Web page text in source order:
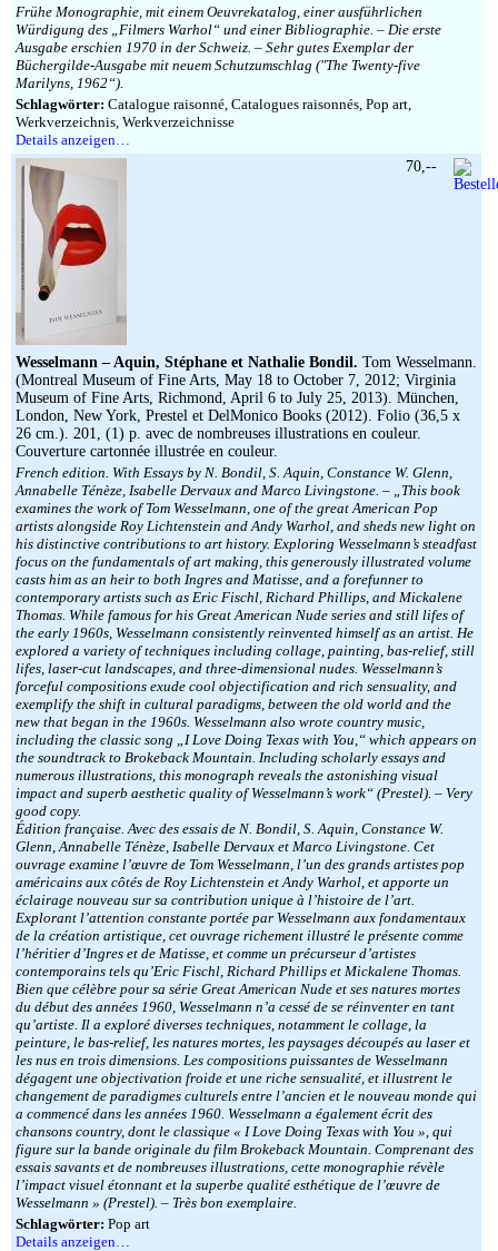
Frühe Monographie, mit einem Oeuvrekatalog, einer ausführlichen
Würdigung des „Filmers Warhol“ und einer Bibliographie. – Die erste
Ausgabe erschien 1970 in der Schweiz. – Sehr gutes Exemplar der
Büchergilde-Ausgabe mit neuem Schutzumschlag (″The Twenty-five
Marilyns, 1962“).
Schlagwörter: Catalogue raisonné, Catalogues raisonnés, Pop art,
Werkverzeichnis, Werkverzeichnisse
Details anzeigen…
Wesselmann – Aquin, Stéphane et Nathalie Bondil. Tom Wesselmann.
(Montreal Museum of Fine Arts, May 18 to October 7, 2012; Virginia
Museum of Fine Arts, Richmond, April 6 to July 25, 2013). München,
London, New York, Prestel et DelMonico Books (2012). Folio (36,5 x
26 cm.). 201, (1) p. avec de nombreuses illustrations en couleur.
Couverture cartonnée illustrée en couleur.
French edition. With Essays by N. Bondil, S. Aquin, Constance W. Glenn,
Annabelle Ténèze, Isabelle Dervaux and Marco Livingstone. – „This book
examines the work of Tom Wesselmann, one of the great American Pop
artists alongside Roy Lichtenstein and Andy Warhol, and sheds new light on
his distinctive contributions to art history. Exploring Wesselmann’s steadfast
focus on the fundamentals of art making, this generously illustrated volume
casts him as an heir to both Ingres and Matisse, and a forefunner to
contemporary artists such as Eric Fischl, Richard Phillips, and Mickalene
Thomas. While famous for his Great American Nude series and still lifes of
the early 1960s, Wesselmann consistently reinvented himself as an artist. He
explored a variety of techniques including collage, painting, bas-relief, still
lifes, laser-cut landscapes, and three-dimensional nudes. Wesselmann’s
forceful compositions exude cool objectification and rich sensuality, and
exemplify the shift in cultural paradigms, between the old world and the
new that began in the 1960s. Wesselmann also wrote country music,
including the classic song „I Love Doing Texas with You,“ which appears on
the soundtrack to Brokeback Mountain. Including scholarly essays and
numerous illustrations, this monograph reveals the astonishing visual
impact and superb aesthetic quality of Wesselmann’s work“ (Prestel). – Very
good copy.
Édition française. Avec des essais de N. Bondil, S. Aquin, Constance W.
Glenn, Annabelle Ténèze, Isabelle Dervaux et Marco Livingstone. Cet
ouvrage examine l’œuvre de Tom Wesselmann, l’un des grands artistes pop
américains aux côtés de Roy Lichtenstein et Andy Warhol, et apporte un
éclairage nouveau sur sa contribution unique à l’histoire de l’art.
Explorant l’attention constante portée par Wesselmann aux fondamentaux
de la création artistique, cet ouvrage richement illustré le présente comme
l’héritier d’Ingres et de Matisse, et comme un précurseur d’artistes
contemporains tels qu’Eric Fischl, Richard Phillips et Mickalene Thomas.
Bien que célèbre pour sa série Great American Nude et ses natures mortes
du début des années 1960, Wesselmann n’a cessé de se réinventer en tant
qu’artiste. Il a exploré diverses techniques, notamment le collage, la
peinture, le bas-relief, les natures mortes, les paysages découpés au laser et
les nus en trois dimensions. Les compositions puissantes de Wesselmann
dégagent une objectivation froide et une riche sensualité, et illustrent le
changement de paradigmes culturels entre l’ancien et le nouveau monde qui
a commencé dans les années 1960. Wesselmann a également écrit des
chansons country, dont le classique « I Love Doing Texas with You », qui
figure sur la bande originale du film Brokeback Mountain. Comprenant des
essais savants et de nombreuses illustrations, cette monographie révèle
l’impact visuel étonnant et la superbe qualité esthétique de l’œuvre de
Wesselmann » (Prestel). – Très bon exemplaire.
Schlagwörter: Pop art
Details anzeigen…
70,--